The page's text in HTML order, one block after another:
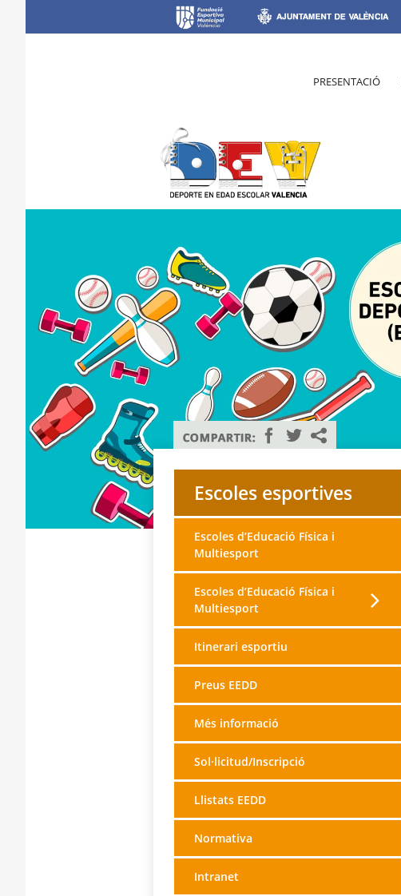
PRESENTACIÓ
Escoles esportives
Escoles d’Educació Física i
Multiesport
Escoles d’Educació Física i
Multiesport
Itinerari esportiu
Preus EEDD
Més informació
Sol·licitud/Inscripció
Llistats EEDD
Normativa
Intranet